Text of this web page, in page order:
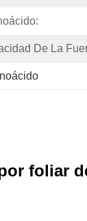
De La
foliar